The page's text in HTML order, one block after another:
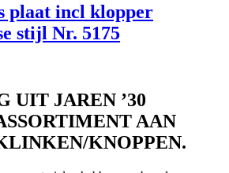
plaat incl klopper
stijl Nr. 5175
UIT JAREN ’30
AAN
KNOPPEN.